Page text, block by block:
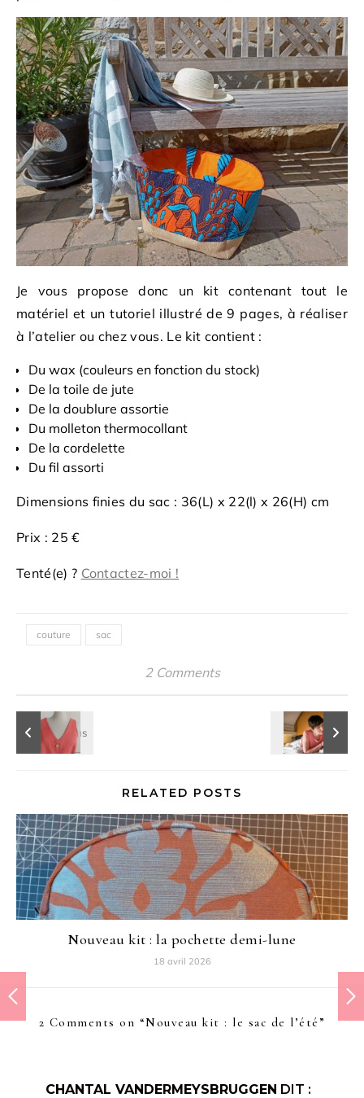
Je vous propose donc un kit contenant tout le
matériel et un tutoriel illustré de 9 pages, à réaliser
à l’atelier ou chez vous. Le kit contient :
Du wax (couleurs en fonction du stock)
De la toile de jute
De la doublure assortie
Du molleton thermocollant
De la cordelette
Du fil assorti
Dimensions finies du sac : 36(L) x 22(l) x 26(H) cm
Prix : 25 €
Tenté(e) ? Contactez-moi !
couture sac
2 Comments
RELATED POSTS
Nouveau kit : la pochette demi-lune
18 avril 2026
2 Comments on “Nouveau kit : le sac de l’été ”
CHANTAL VANDERMEYSBRUGGEN DIT :